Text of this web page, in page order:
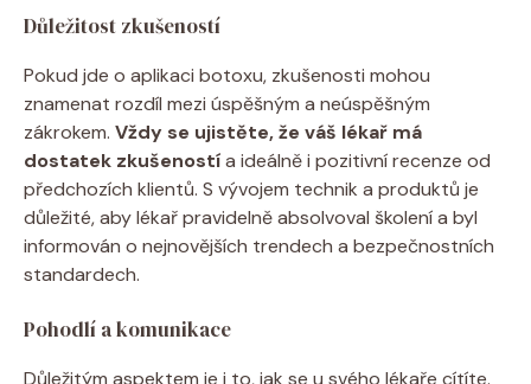
Důležitost zkušeností
Pokud jde o aplikaci botoxu, zkušenosti mohou
znamenat rozdíl mezi úspěšným a neúspěšným
zákrokem. Vždy se ujistěte, že váš lékař má
dostatek zkušenostía ideálně i pozitivní recenze od
předchozích klientů. S vývojem technik a produktů je
důležité, aby lékař pravidelně absolvoval školení a byl
informován o nejnovějších trendech a bezpečnostních
standardech.
Pohodlí a komunikace
Důležitým aspektem je i to, jak se u svého lékaře cítíte.